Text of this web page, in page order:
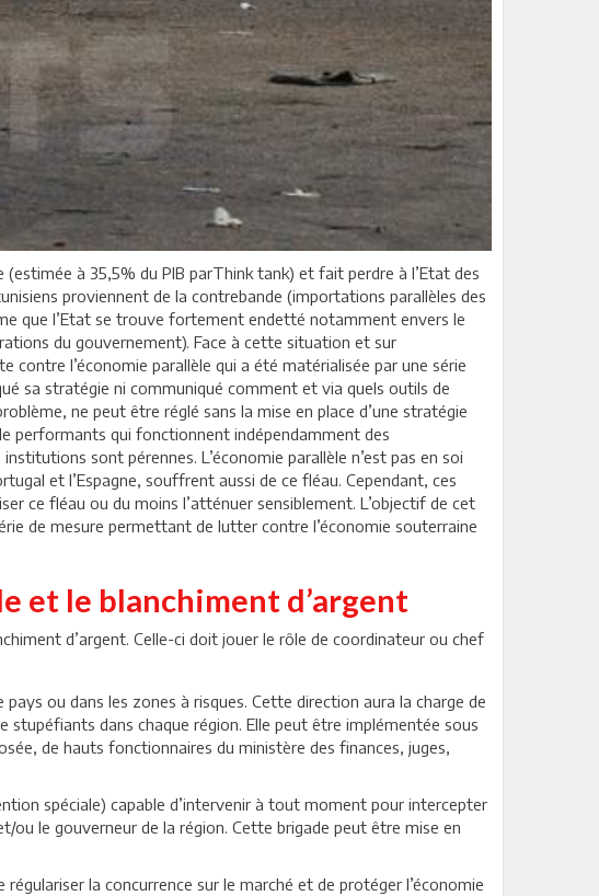
à 35,5% du PIB parThink tank) et fait perdre à l’Etat des
proviennent de la contrebande (importations parallèles des
que l’Etat se trouve fortement endetté notamment envers le
du gouvernement). Face à cette situation et sur
l’économie parallèle qui a été matérialisée par une série
sa stratégie ni communiqué comment et via quels outils de
ne peut être réglé sans la mise en place d’une stratégie
performants qui fonctionnent indépendamment des
sont pérennes. L’économie parallèle n’est pas en soi
et l’Espagne, souffrent aussi de ce fléau. Cependant, ces
ce fléau ou du moins l’atténuer sensiblement. L’objectif de cet
de mesure permettant de lutter contre l’économie souterraine
et le blanchiment d’argent
d’argent. Celle-ci doit jouer le rôle de coordinateur ou chef
ou dans les zones à risques. Cette direction aura la charge de
dans chaque région. Elle peut être implémentée sous
de hauts fonctionnaires du ministère des finances, juges,
spéciale) capable d’intervenir à tout moment pour intercepter
ou le gouverneur de la région. Cette brigade peut être mise en
la concurrence sur le marché et de protéger l’économie